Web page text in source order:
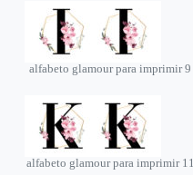
alfabeto glamour para imprimir 9
alfabeto glamour para imprimir 11